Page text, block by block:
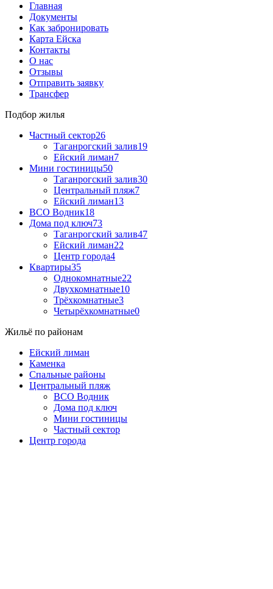
Главная
Документы
Как забронировать
Карта Ейска
Контакты
О нас
Отзывы
Отправить заявку
Трансфер
Подбор жилья
Частный сектор26
Таганрогский залив19
Ейский лиман7
Мини гостиницы50
Таганрогский залив30
Центральный пляж7
Ейский лиман13
ВСО Водник18
Дома под ключ73
Таганрогский залив47
Ейский лиман22
Центр города4
Квартиры35
Однокомнатные22
Двухкомнатные10
Трёхкомнатные3
Четырёхкомнатные0
Жильё по районам
Ейский лиман
Каменка
Спальные районы
Центральный пляж
ВСО Водник
Дома под ключ
Мини гостиницы
Частный сектор
Центр города